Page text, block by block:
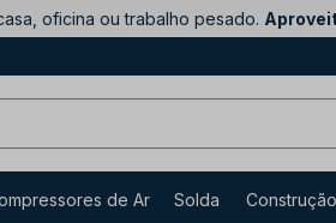
oficina ou trabalho pesado.
de Ar Solda